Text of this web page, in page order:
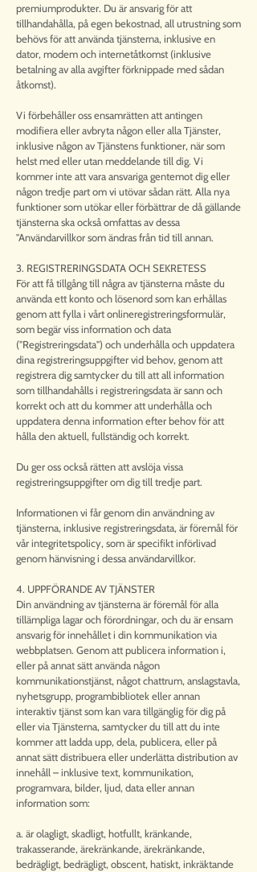
premiumprodukter. Du är ansvarig för att
tillhandahålla, på egen bekostnad, all utrustning som
behövs för att använda tjänsterna, inklusive en
dator, modem och internetåtkomst (inklusive
betalning av alla avgifter förknippade med sådan
åtkomst).
Vi förbehåller oss ensamrätten att antingen
modifiera eller avbryta någon eller alla Tjänster,
inklusive någon av Tjänstens funktioner, när som
helst med eller utan meddelande till dig. Vi
kommer inte att vara ansvariga gentemot dig eller
någon tredje part om vi utövar sådan rätt. Alla nya
funktioner som utökar eller förbättrar de då gällande
tjänsterna ska också omfattas av dessa
"Användarvillkor som ändras från tid till annan.
3. REGISTRERINGSDATA OCH SEKRETESS
För att få tillgång till några av tjänsterna måste du
använda ett konto och lösenord som kan erhållas
genom att fylla i vårt onlineregistreringsformulär,
som begär viss information och data
("Registreringsdata") och underhålla och uppdatera
dina registreringsuppgifter vid behov, genom att
registrera dig samtycker du till att all information
som tillhandahålls i registreringsdata är sann och
korrekt och att du kommer att underhålla och
uppdatera denna information efter behov för att
hålla den aktuell, fullständig och korrekt.
Du ger oss också rätten att avslöja vissa
registreringsuppgifter om dig till tredje part.
Informationen vi får genom din användning av
tjänsterna, inklusive registreringsdata, är föremål för
vår integritetspolicy, som är specifikt införlivad
genom hänvisning i dessa användarvillkor.
4. UPPFÖRANDE AV TJÄNSTER
Din användning av tjänsterna är föremål för alla
tillämpliga lagar och förordningar, och du är ensam
ansvarig för innehållet i din kommunikation via
webbplatsen. Genom att publicera information i,
eller på annat sätt använda någon
kommunikationstjänst, något chattrum, anslagstavla,
nyhetsgrupp, programbibliotek eller annan
interaktiv tjänst som kan vara tillgänglig för dig på
eller via Tjänsterna, samtycker du till att du inte
kommer att ladda upp, dela, publicera, eller på
annat sätt distribuera eller underlätta distribution av
innehåll – inklusive text, kommunikation,
programvara, bilder, ljud, data eller annan
information som:
a. är olagligt, skadligt, hotfullt, kränkande,
trakasserande, ärekränkande, ärekränkande,
bedrägligt, bedrägligt, obscent, hatiskt, inkräktande